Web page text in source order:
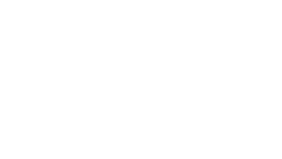
будете
Искать